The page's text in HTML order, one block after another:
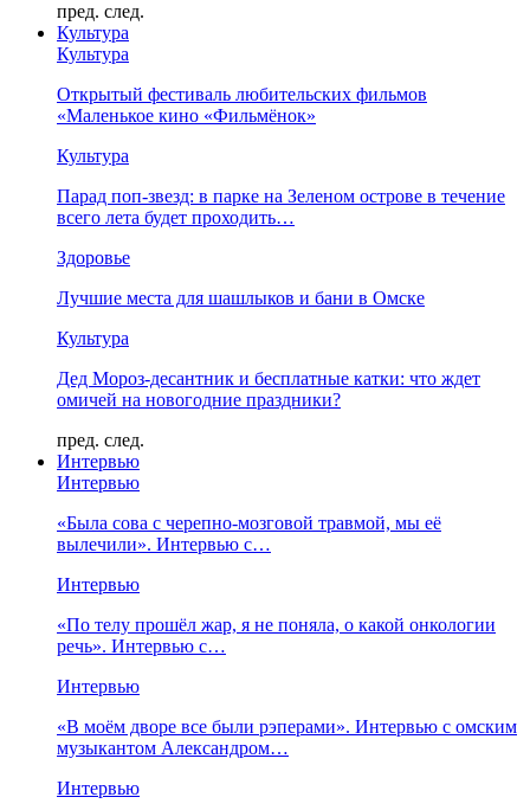
пред. след.
Культура
Культура
Открытый фестиваль любительских фильмов
«Маленькое кино «Фильмёнок»
Культура
Парад поп-звезд: в парке на Зеленом острове в течение
всего лета будет проходить…
Здоровье
Лучшие места для шашлыков и бани в Омске
Культура
Дед Мороз-десантник и бесплатные катки: что ждет
омичей на новогодние праздники?
пред. след.
Интервью
Интервью
«Была сова с черепно-мозговой травмой, мы её
вылечили». Интервью с…
Интервью
«По телу прошёл жар, я не поняла, о какой онкологии
речь». Интервью с…
Интервью
«В моём дворе все были рэперами». Интервью с омским
музыкантом Александром…
Интервью